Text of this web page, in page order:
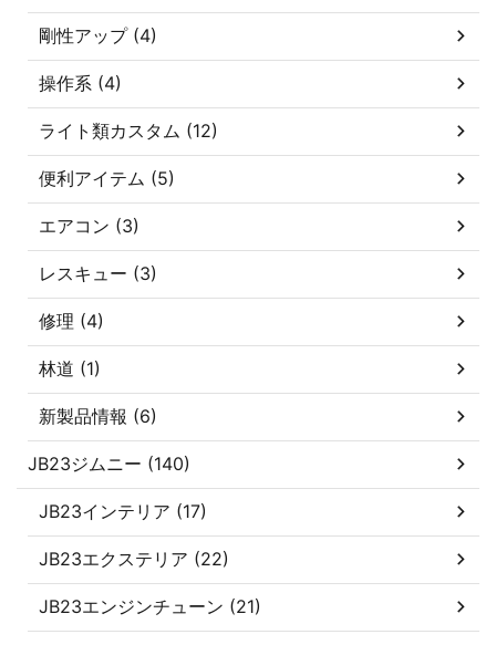
剛性アップ (4)
操作系 (4)
ライト類カスタム (12)
便利アイテム (5)
エアコン (3)
レスキュー (3)
修理 (4)
林道 (1)
新製品情報 (6)
JB23ジムニー (140)
JB23インテリア (17)
JB23エクステリア (22)
JB23エンジンチューン (21)